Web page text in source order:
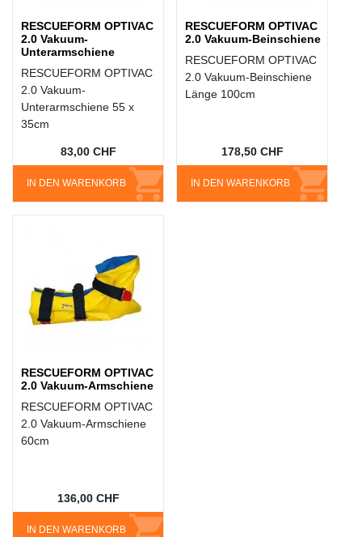
RESCUEFORM OPTIVAC
2.0 Vakuum-
Unterarmschiene
RESCUEFORM OPTIVAC
2.0 Vakuum-
Unterarmschiene 55 x
35cm
IN DEN WARENKORB
83,00 CHF
RESCUEFORM OPTIVAC
2.0 Vakuum-Beinschiene
RESCUEFORM OPTIVAC
2.0 Vakuum-Beinschiene
Länge 100cm
IN DEN WARENKORB
178,50 CHF
RESCUEFORM OPTIVAC
2.0 Vakuum-Armschiene
RESCUEFORM OPTIVAC
2.0 Vakuum-Armschiene
60cm
IN DEN WARENKORB
136,00 CHF